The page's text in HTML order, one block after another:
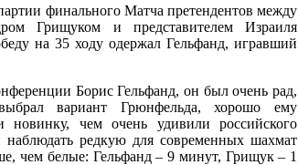
финального Матча претендентов между
Грищуком и представителем Израиля
на 35 ходу одержал Гельфанд, игравший
Борис Гельфанд, он был очень рад,
вариант Грюнфельда, хорошо ему
чем очень удивили российского
наблюдать редкую для современных шахмат
чем белые: Гельфанд – 9 минут, Грищук – 1